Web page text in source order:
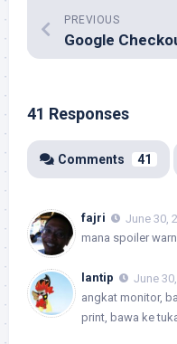
PREVIOUS
Google
41 Responses
Comments 41
fajri
June 30,
mana spoiler
lantip
June
angkat monitor,
print, bawa ke